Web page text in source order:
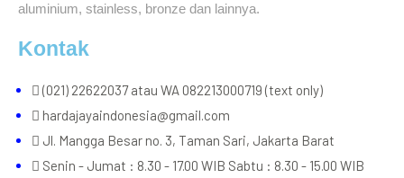
aluminium, stainless, bronze dan lainnya.
Kontak
(021) 22622037 atau WA 082213000719 (text only)
hardajayaindonesia@gmail.com
Jl. Mangga Besar no. 3, Taman Sari, Jakarta Barat
Senin - Jumat : 8.30 - 17.00 WIB Sabtu : 8.30 - 15.00 WIB